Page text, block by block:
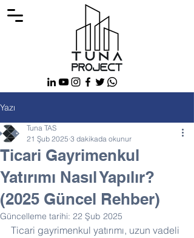
Yazı
Ticari Gayrimenkul
Yatırımı Nasıl Yapılır?
(2025 Güncel Rehber)
Tuna TAS
21 Şub 2025 3 dakikada okunur
Güncelleme tarihi: 22 Şub 2025
Ticari gayrimenkul yatırımı, uzun vadeli